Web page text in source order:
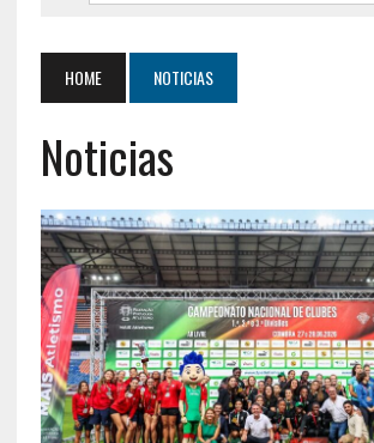
HOME NOTICIAS
Noticias